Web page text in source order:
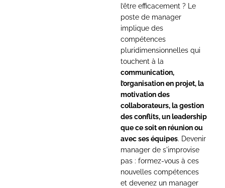
l’être efficacement ? Le
poste de manager
implique des
compétences
pluridimensionnelles qui
touchent à la
communication,
l’organisation en projet, la
motivation des
collaborateurs, la gestion
des conflits, un leadership
que ce soit en réunion ou
avec ses équipes. Devenir
manager de s'improvise
pas : formez-vous à ces
nouvelles compétences
et devenez un manager